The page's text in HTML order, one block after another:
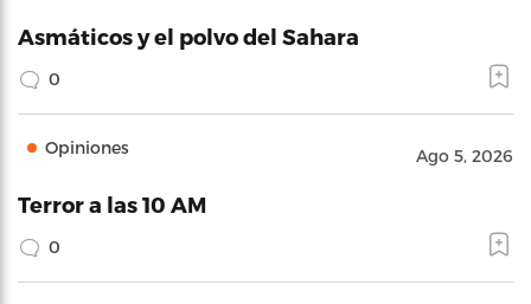
Asmáticos y el polvo del Sahara
0
Opiniones Ago 5, 2026
Terror a las 10 AM
0